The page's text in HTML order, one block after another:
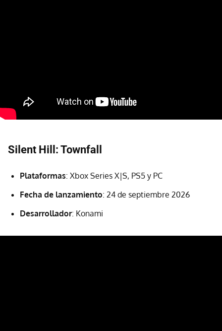
Silent Hill: Townfall
Plataformas: Xbox Series X|S, PS5 y PC
Fecha de lanzamiento: 24 de septiembre 2026
Desarrollador: Konami